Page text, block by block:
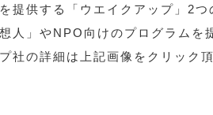
提供する「ウエイクアップ」2
人」やNPO向けのプログラム
社の詳細は上記画像をクリック